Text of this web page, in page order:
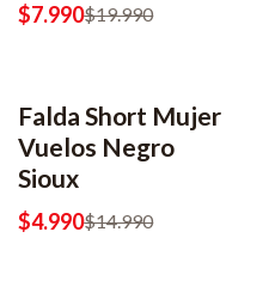
$7.990$19.990
-67% OFF
Falda Short Mujer
Vuelos Negro
Sioux
$4.990$14.990